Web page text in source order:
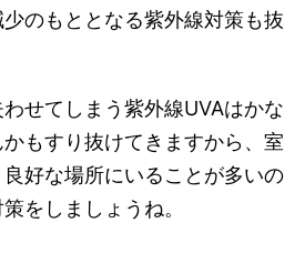
のもととなる紫外線対策も抜
せてしまう紫外線UVAはかな
もすり抜けてきますから、室
好な場所にいることが多いの
をしましょうね。